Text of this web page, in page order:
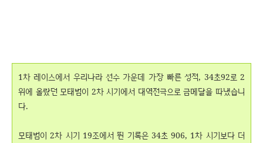
1차 레이스에서 우리나라 선수 가운데 가장 빠른 성적, 34초92로 2
위에 올랐던 모태범이 2차 시기에서 대역전극으로 금메달을 따냈습니
다.
모태범이 2차 시기 19조에서 뛴 기록은 34초 906, 1차 시기보다 더